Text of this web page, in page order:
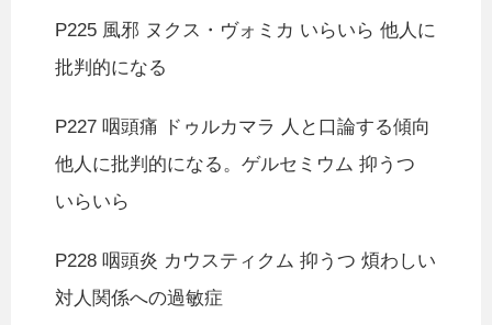
P225 風邪 ヌクス・ヴォミカ いらいら 他人に
批判的になる
P227 咽頭痛 ドゥルカマラ 人と口論する傾向
他人に批判的になる。ゲルセミウム 抑うつ
いらいら
P228 咽頭炎 カウスティクム 抑うつ 煩わしい
対人関係への過敏症